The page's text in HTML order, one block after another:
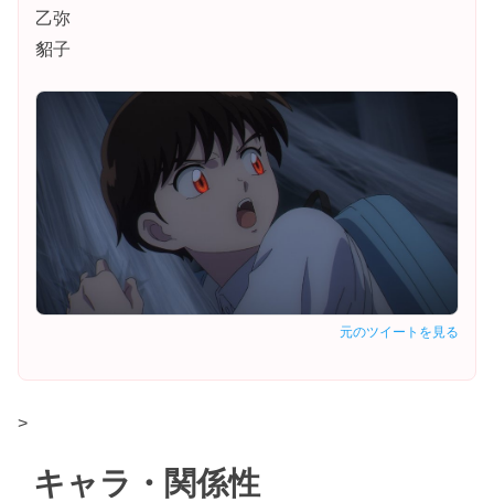
乙弥
貂子
元のツイートを見る
>
キャラ・関係性